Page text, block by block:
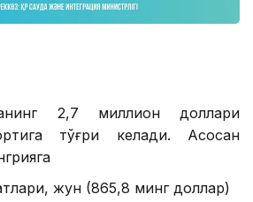
2,7 миллион доллари
тўғри келади. Асосан
жун (865,8 минг доллар)